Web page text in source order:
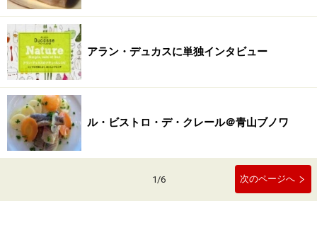
アラン・デュカスに単独インタビュー
ル・ビストロ・デ・クレール＠青山ブノワ
1/6 次のページへ